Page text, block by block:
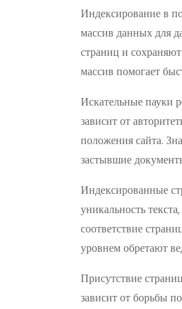
Индексирование в
массив данных для
страниц и
массив помогает
Искательные пауки
зависит от
положения сайта.
застывшие
Индексированные
уникальность
соответствие
уровнем обретают
Присутствие
зависит от борьбы